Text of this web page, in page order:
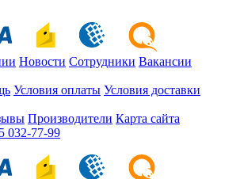
Новости Сотрудники Вакансии
Условия оплаты Условия доставки
Производители Карта сайта
032-77-99